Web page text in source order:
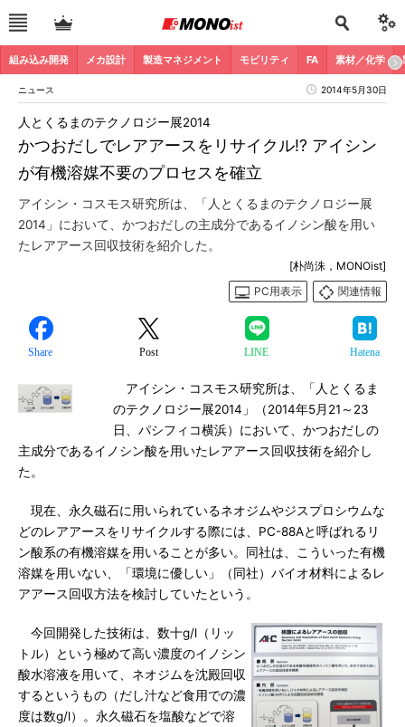
組み込み開発 メカ設計 製造マネジメント モビリティ FA 素材／化学
ニュース 2014年5月30日
かつおだしでレアアースをリサイクル!? アイシン
が有機溶媒不要のプロセスを確立
人とくるまのテクノロジー展2014
アイシン・コスモス研究所は、「人とくるまのテクノロジー展
2014」において、かつおだしの主成分であるイノシン酸を用い
たレアアース回収技術を紹介した。
[朴尚洙，MONOist]
PC用表示
関連情報
Share Post LINE Hatena
アイシン・コスモス研究所は、「人とくるま
のテクノロジー展2014」（2014年5月21～23
日、パシフィコ横浜）において、かつおだしの
主成分であるイノシン酸を用いたレアアース回収技術を紹介し
た。
現在、永久磁石に用いられているネオジムやジスプロシウムな
どのレアアースをリサイクルする際には、PC-88Aと呼ばれるリ
ン酸系の有機溶媒を用いることが多い。同社は、こういった有機
溶媒を用いない、「環境に優しい」（同社）バイオ材料によるレ
アアース回収方法を検討していたという。
今回開発した技術は、数十g/l（リッ
トル）という極めて高い濃度のイノシン
酸水溶液を用いて、ネオジムを沈殿回収
するというもの（だし汁など食用での濃
度は数g/l）。永久磁石を塩酸などで溶